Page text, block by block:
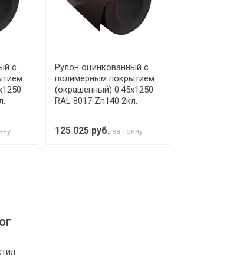
разгрузку автомобиля
с
Рулон оцинкованный с
полимерным покрытием
(окрашенный) 0.45x1250
RAL 8017 Zn140 2кл.
125 025 руб. за тонну